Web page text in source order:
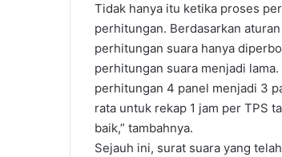
Tidak hanya itu ketika proses
perhitungan. Berdasarkan
perhitungan suara hanya
perhitungan suara menjadi
perhitungan 4 panel menjadi 3
rata untuk rekap 1 jam per TPS
baik,” tambahnya.
Sejauh ini, surat suara yang